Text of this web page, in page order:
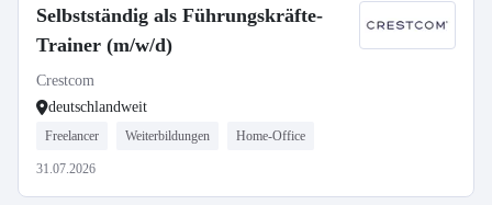
Selbstständig als Führungskräfte-
Trainer (m/w/d)
Crestcom
deutschlandweit
Freelancer Weiterbildungen Home-Office
31.07.2026